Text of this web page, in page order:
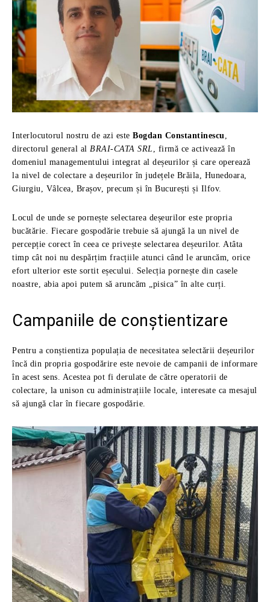
Interlocutorul nostru de azi este Bogdan Constantinescu
directorul general al BRAI-CATA SRL , firmă ce activează în
domeniul managementului integrat al deșeurilor și care operează
la nivel de colectare a deșeurilor în județele Brăila, Hunedoara,
Giurgiu, Vâlcea, Brașov, precum și în București și Ilfov.
Locul de unde se pornește selectarea deșeurilor este propria
bucătărie. Fiecare gospodărie trebuie să ajungă la un nivel de
percepție corect în ceea ce privește selectarea deșeurilor. Atâta
timp cât noi nu despărțim fracțiile atunci când le aruncăm, orice
efort ulterior este sortit eșecului. Selecția pornește din casele
noastre, abia apoi putem să aruncăm „pisica” în alte curți.
Campaniile de conștientizare
Pentru a conștientiza populația de necesitatea selectării deșeurilor
încă din propria gospodărire este nevoie de campanii de informare
în acest sens. Acestea pot fi derulate de către operatorii de
colectare, la unison cu administrațiile locale, interesate ca mesajul
să ajungă clar în fiecare gospodărie.